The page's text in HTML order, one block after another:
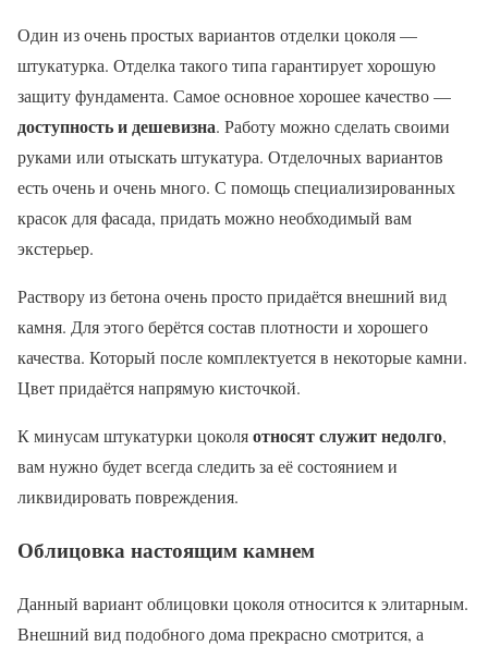
Один из очень простых вариантов отделки цоколя —
штукатурка. Отделка такого типа гарантирует хорошую
защиту фундамента. Самое основное хорошее качество —
доступность и дешевизна. Работу можно сделать своими
руками или отыскать штукатура. Отделочных вариантов
есть очень и очень много. С помощь специализированных
красок для фасада, придать можно необходимый вам
экстерьер.
Раствору из бетона очень просто придаётся внешний вид
камня. Для этого берётся состав плотности и хорошего
качества. Который после комплектуется в некоторые камни.
Цвет придаётся напрямую кисточкой.
К минусам штукатурки цоколяотносят служит недолго,
вам нужно будет всегда следить за её состоянием и
ликвидировать повреждения.
Облицовка настоящим камнем
Данный вариант облицовки цоколя относится к элитарным.
Внешний вид подобного дома прекрасно смотрится, а